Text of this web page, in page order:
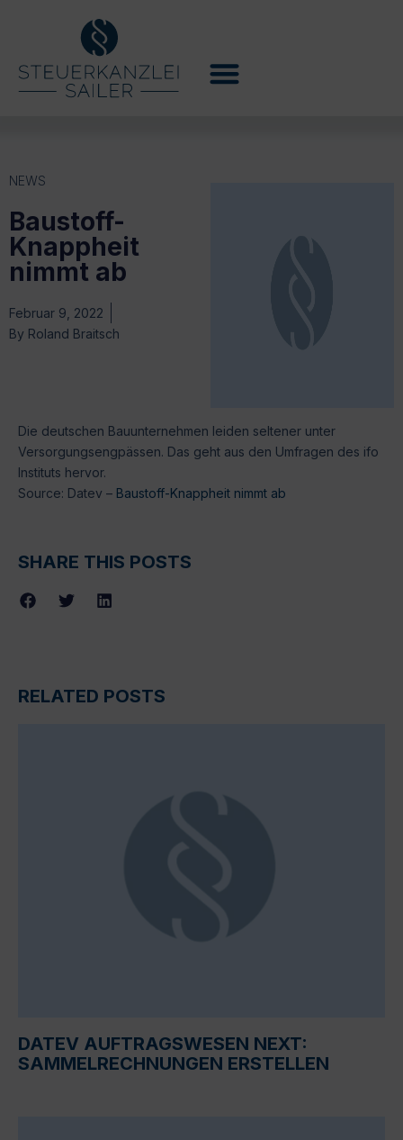
NEWS
Baustoff-
Knappheit
nimmt ab
Februar 9, 2022
By Roland Braitsch
Die deutschen Bauunternehmen leiden seltener unter
Versorgungsengpässen. Das geht aus den Umfragen des ifo
Instituts hervor.
Source: Datev – Baustoff-Knappheit nimmt ab
SHARE THIS POSTS
RELATED POSTS
DATEV AUFTRAGSWESEN NEXT:
SAMMELRECHNUNGEN ERSTELLEN